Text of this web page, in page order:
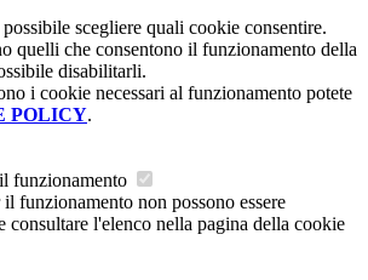
scegliere quali cookie consentire.
quelli che consentono il funzionamento della
disabilitarli.
i cookie necessari al funzionamento potete
POLICY.
funzionamento
funzionamento non possono essere
consultare l'elenco nella pagina della cookie